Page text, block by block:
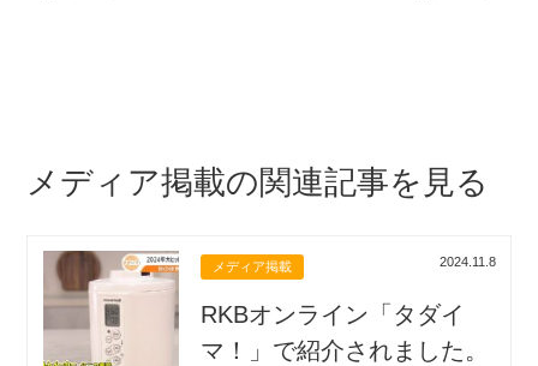
メディア掲載の関連記事を見る
メディア掲載 2024.11.8
RKBオンライン「タダイ
マ！」で紹介されました。